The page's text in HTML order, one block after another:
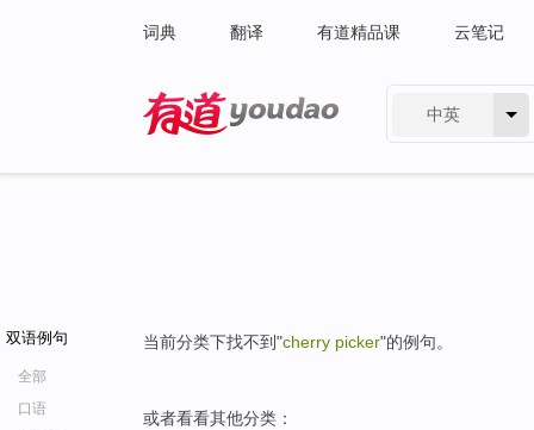
词典 翻译 有道精品课 云笔记
中英
双语例句
全部
口语
当前分类下找不到"cherry picker"的例句。
或者看看其他分类：